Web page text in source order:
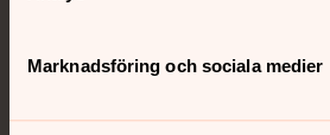
Marknadsföring och sociala medier
Chatt